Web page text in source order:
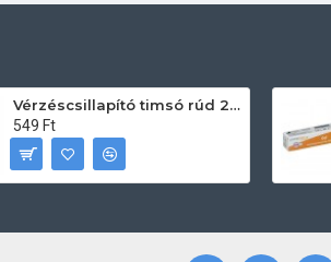
Vérzéscsillapító timsó rúd 20db
549 Ft